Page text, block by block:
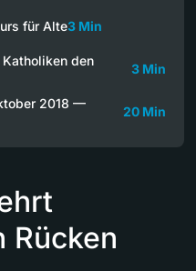
für Alte3 Min
Katholiken den
3 Min
2018 —
20 Min
Rücken